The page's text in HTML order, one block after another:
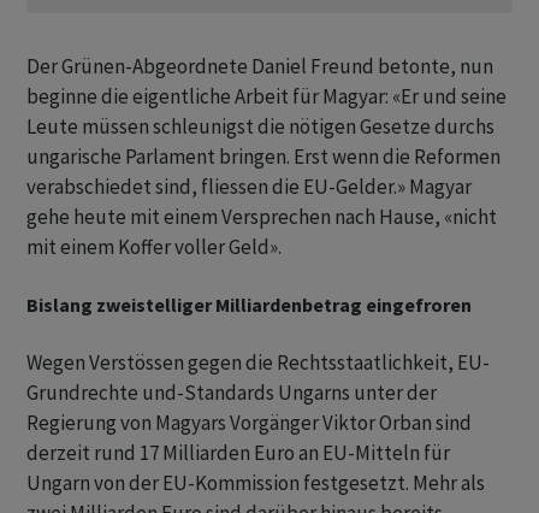
Der Grünen-Abgeordnete Daniel Freund betonte, nun
beginne die eigentliche Arbeit für Magyar: «Er und seine
Leute müssen schleunigst die nötigen Gesetze durchs
ungarische Parlament bringen. Erst wenn die Reformen
verabschiedet sind, fliessen die EU-Gelder.» Magyar
gehe heute mit einem Versprechen nach Hause, «nicht
mit einem Koffer voller Geld».
Bislang zweistelliger Milliardenbetrag eingefroren
Wegen Verstössen gegen die Rechtsstaatlichkeit, EU-
Grundrechte und-Standards Ungarns unter der
Regierung von Magyars Vorgänger Viktor Orban sind
derzeit rund 17 Milliarden Euro an EU-Mitteln für
Ungarn von der EU-Kommission festgesetzt. Mehr als